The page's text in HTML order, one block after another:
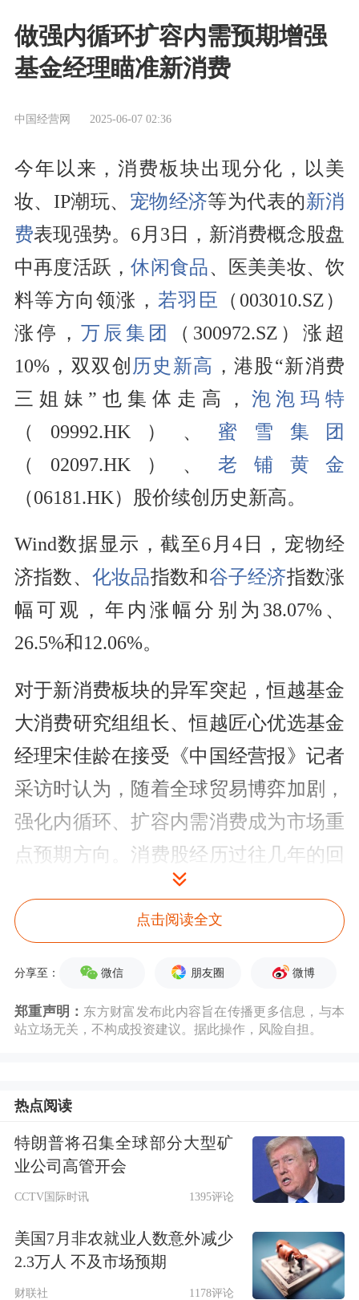
做强内循环扩容内需预期增强
基金经理瞄准新消费
中国经营网 2025-06-07 02:36
今年以来，消费板块出现分化，以美
妆、IP潮玩、 宠物经济等为代表的新消
费表现强势。6月3日，新消费概念股盘
中再度活跃，休闲食品、医美美妆、饮
料等方向领涨， 若羽臣
（003010.SZ）
涨停，万辰集团
（300972.SZ）涨超
10%，双双创 历史新高 ，港股“新消费
三姐妹”也集体走高， 泡泡玛特
（09992.HK）、 蜜雪集团
（02097.HK）、老铺黄金
（06181.HK）股价续创历史新高。
Wind数据显示，截至6月4日，宠物经
济指数、 化妆品指数和谷子经济指数涨
幅可观，年内涨幅分别为38.07%、
26.5%和12.06%。
对于新消费板块的异军突起，恒越基金
大消费研究组组长、恒越匠心优选基金
经理宋佳龄在接受《中国经营报》记者
采访时认为，随着全球贸易博弈加剧，
强化内循环、扩容内需消费成为市场重
点预期方向。消费股经历过往几年的回
调，受到低估值和消费韧性共振。新消
费公司股价显著上涨，主要由企业新产
动，多数企业仅完成了首个业绩释放
期，未来仍有大量新产品及业绩增长点
不同的驱动因素，比如，
受益金价上涨、潮玩盲盒受益明星名人
在海外带火出圈等。”宋佳龄说。
政策提振消费效果显现
新消费是以情绪价值和悦己需求为特
点击阅读全文
分享至： 微信 朋友圈 微博
郑重声明： 东方财富发布此内容旨在传播更多信息，与本
站立场无关，不构成投资建议。据此操作，风险自担。
热点阅读
特朗普将召集全球部分大型矿
业公司高管开会
CCTV国际时讯 1395评论
美国7月非农就业人数意外减少
2.3万人 不及市场预期
财联社 1178评论